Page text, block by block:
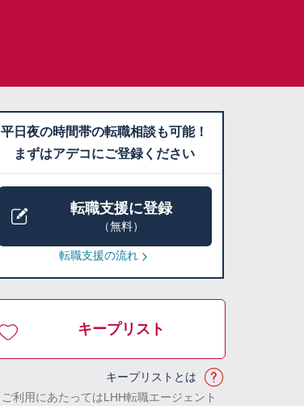
平日夜の時間帯の転職相談も可能！
まずはアデコにご登録ください
転職支援に登録
（無料）
転職支援の流れ
キープリスト
キープリストとは
ご利用にあたってはLHH転職エージェント